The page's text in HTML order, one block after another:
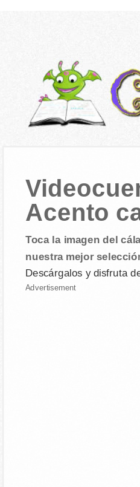
Acento
Toca la imagen del
nuestra mejor
Descárgalos y disfruta
Advertisement